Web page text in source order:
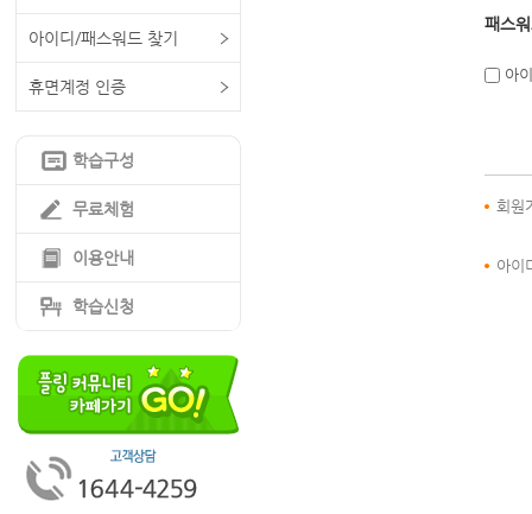
아이디/패스워드 찾기
휴면계정 인증
학습구성
무료체험
이용안내
학습신청
패스
아
회원
아이